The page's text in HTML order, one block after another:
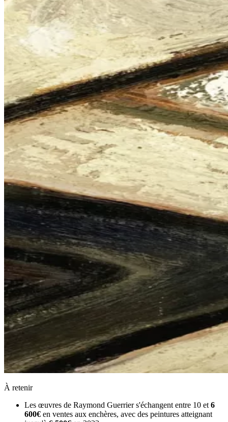
À retenir
Les œuvres de Raymond Guerrier s'échangent entre 10 et 6
600€ en ventes aux enchères, avec des peintures atteignant